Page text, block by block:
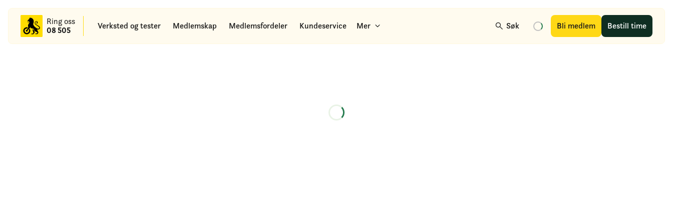
Ring oss
08 505
Verksted og tester Medlemskap Medlemsfordeler Kundeservice Mer Søk Bli medlem Bestill time